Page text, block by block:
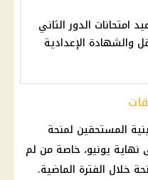
امتحانات الدور الثاني
المستحقين لمنحة
نهاية يونيو، خاصة من لم
خلال الفترة الماضية.